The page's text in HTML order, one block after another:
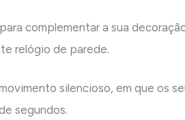
complementar a sua
relógio de parede.
silencioso, em que os
segundos.